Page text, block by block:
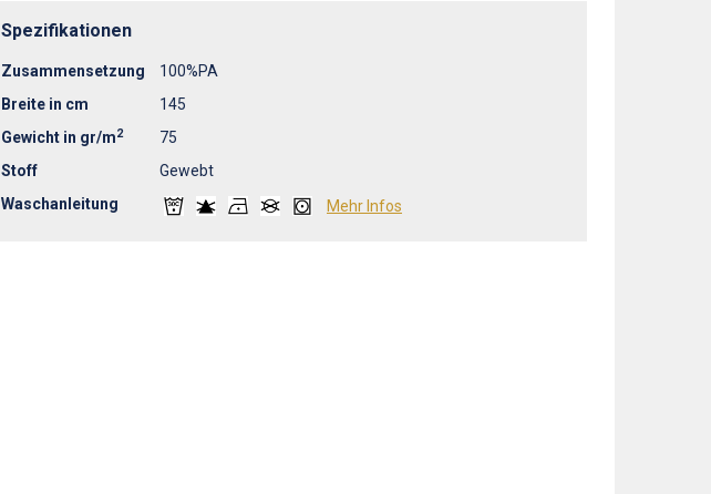
Spezifikationen
Zusammensetzung
100%PA
Breite in cm
145
Gewicht in gr/m2
75
Stoff
Gewebt
Waschanleitung
Mehr Infos